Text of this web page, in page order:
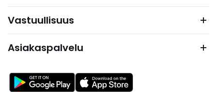
Vastuullisuus
Asiakaspalvelu